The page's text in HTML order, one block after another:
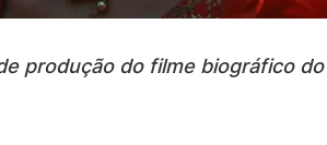
produção do filme biográfico